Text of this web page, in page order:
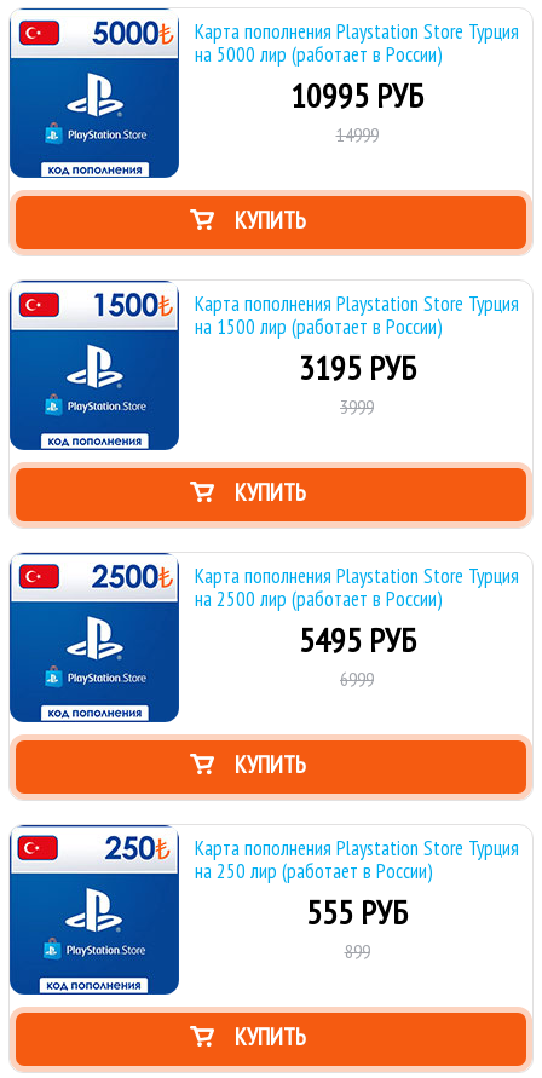
Карта пополнения Playstation Store Турция
на 5000 лир (работает в России)
10995 РУБ
14999
КУПИТЬ
Карта пополнения Playstation Store Турция
на 1500 лир (работает в России)
3195 РУБ
3999
КУПИТЬ
Карта пополнения Playstation Store Турция
на 2500 лир (работает в России)
5495 РУБ
6999
КУПИТЬ
Карта пополнения Playstation Store Турция
на 250 лир (работает в России)
555 РУБ
899
КУПИТЬ